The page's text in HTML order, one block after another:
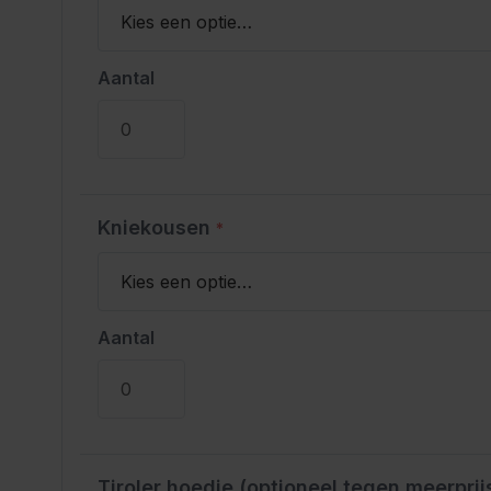
Aantal
Kniekousen *
Aantal